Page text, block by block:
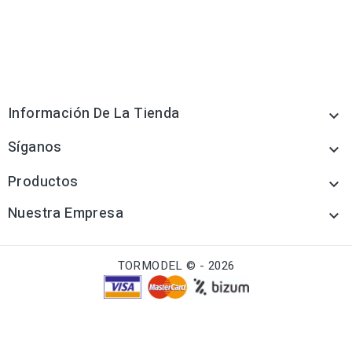
Información De La Tienda 
Síganos 
Productos 
Nuestra Empresa 
TORMODEL © - 2026